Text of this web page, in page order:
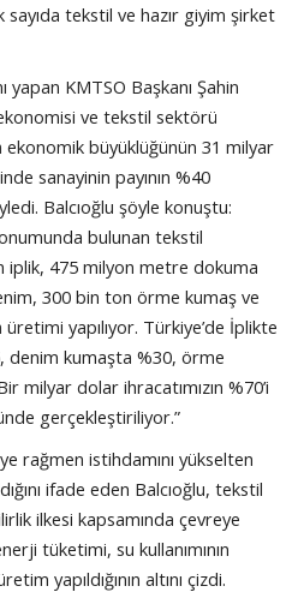
tekstil ve hazır giyim şirket
yapan KMTSO Başkanı Şahin
ve tekstil sektörü
ekonomik büyüklüğünün 31 milyar
sanayinin payının %40
Balcıoğlu şöyle konuştu:
bulunan tekstil
iplik, 475 milyon metre dokuma
300 bin ton örme kumaş ve
yapılıyor. Türkiye’de İplikte
denim kumaşta %30, örme
milyar dolar ihracatımızın %70’i
gerçekleştiriliyor.”
rağmen istihdamını yükselten
ifade eden Balcıoğlu, tekstil
ilkesi kapsamında çevreye
tüketimi, su kullanımının
yapıldığının altını çizdi.